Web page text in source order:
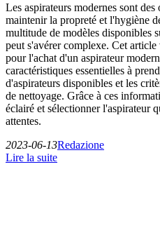
Les aspirateurs modernes sont
maintenir la propreté et l'hygiène
multitude de modèles disponibles
peut s'avérer complexe. Cet
pour l'achat d'un aspirateur
caractéristiques essentielles à
d'aspirateurs disponibles et les
de nettoyage. Grâce à ces
éclairé et sélectionner l'aspirateur
attentes.
2023-06-13Redazione
Lire la suite